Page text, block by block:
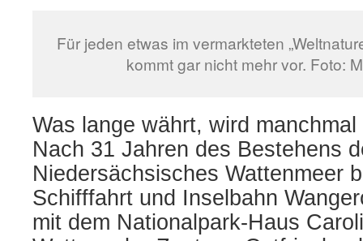
Für jeden etwas im vermarkteten
kommt gar nicht mehr vor. Foto:
Was lange währt, wird
Nach 31 Jahren des Bestehens
Niedersächsisches Wattenmeer
Schifffahrt und Inselbahn
mit dem Nationalpark-Haus